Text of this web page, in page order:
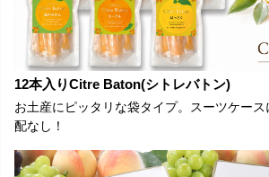
12本入りCitre Baton(シトレバトン)
お土産にピッタリな袋タイプ。スーツケー
配なし！